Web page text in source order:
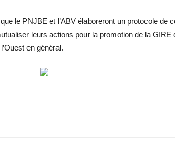
le PNJBE et l’ABV élaboreront un protocole de
leurs actions pour la promotion de la GIRE
en général.